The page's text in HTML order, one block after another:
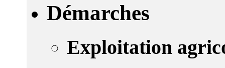
Démarches
Exploitation